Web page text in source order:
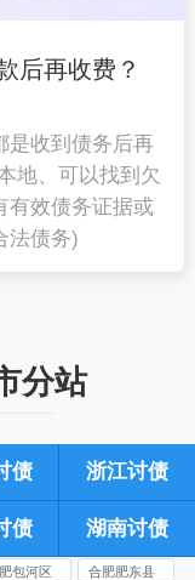
后再收费？
是收到债务后再
地、可以找到欠
有效债务证据或
法债务)
分站
债 浙江讨债
债 湖南讨债
包河区
合肥肥东县